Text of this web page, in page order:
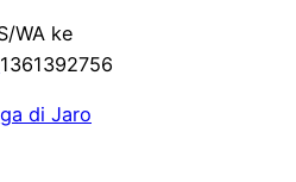
WA ke
1361392756
di Jaro